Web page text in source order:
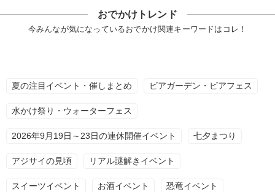
おでかけトレンド
今みんなが気になっているおでかけ関連キーワードはコレ！
夏の注目イベント・催しまとめ ビアガーデン・ビアフェス
水かけ祭り・ウォーターフェス
2026年9月19日～23日の連休開催イベント 七夕まつり
アジサイの見頃 リアル謎解きイベント
スイーツイベント お酒イベント 恐竜イベント